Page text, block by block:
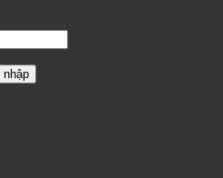
nhập